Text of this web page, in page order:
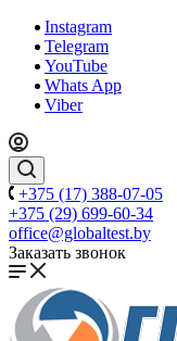
Instagram
Telegram
YouTube
Whats App
Viber
+375 (17) 388-07-05
+375 (29) 699-60-34
office@globaltest.by
Заказать звонок